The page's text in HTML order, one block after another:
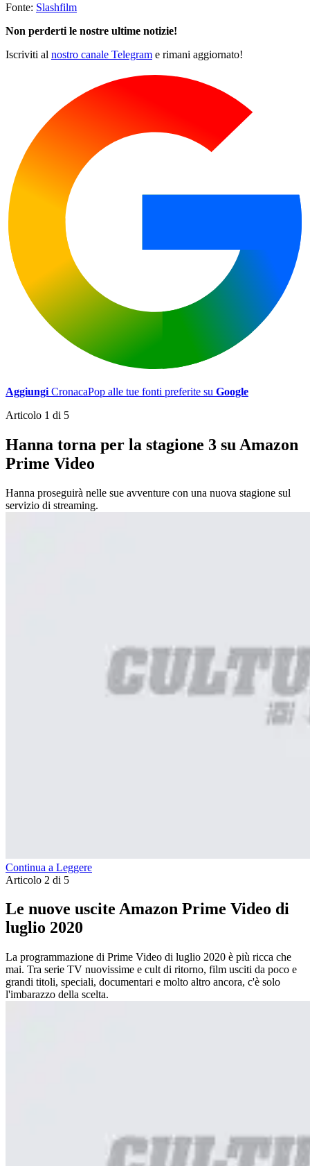
Fonte: Slashfilm
Non perderti le nostre ultime notizie!
Iscriviti al nostro canale Telegram e rimani aggiornato!
Aggiungi CronacaPop alle tue fonti preferite su Google
Articolo 1 di 5
Hanna torna per la stagione 3 su Amazon
Prime Video
Hanna proseguirà nelle sue avventure con una nuova stagione sul
servizio di streaming.
Continua a Leggere
Articolo 2 di 5
Le nuove uscite Amazon Prime Video di
luglio 2020
La programmazione di Prime Video di luglio 2020 è più ricca che
mai. Tra serie TV nuovissime e cult di ritorno, film usciti da poco e
grandi titoli, speciali, documentari e molto altro ancora, c'è solo
l'imbarazzo della scelta.